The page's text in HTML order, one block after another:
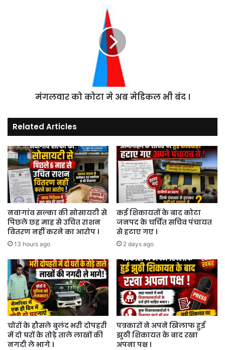
मंगलवार को कोटा मे अब मेडिकल भी बंद ।
Related Articles
नवागांव सल्का की सोसायटी से
पिछले छह माह से उचित राशन
वितरण नहीं करने का आरोप ।
13 hours ago
कई शिकायतों के बाद कोटा
जनपद के चर्चित सचिव पंचायत
से हटाए गए ।
2 days ago
चोरों के हौसले बुलंद भरी दोपहरी
में दो घरों के तोड़े ताले लाखों की
नगदी ले भागे ।
पत्रकारों ने अपने खिलाफ हुई
झुठी शिकायत के बाद रखा
अपना पक्ष ।